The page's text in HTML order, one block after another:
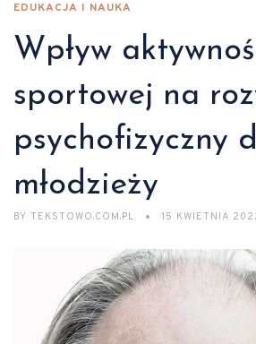
EDUKACJA I NAUKA
Wpływ
sportowej na
psychofizyczny
młodzieży
BY TEKSTOWO.COM.PL 15 KWIETNIA